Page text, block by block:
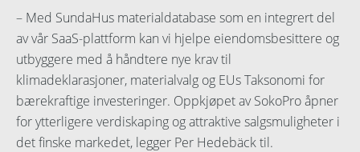
– Med SundaHus materialdatabase som en integrert del
av vår SaaS-plattform kan vi hjelpe eiendomsbesittere og
utbyggere med å håndtere nye krav til
klimadeklarasjoner, materialvalg og EUs Taksonomi for
bærekraftige investeringer. Oppkjøpet av SokoPro åpner
for ytterligere verdiskaping og attraktive salgsmuligheter i
det finske markedet, legger Per Hedebäck til.